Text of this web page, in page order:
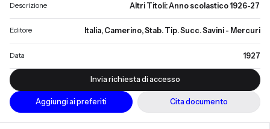
Descrizione Altri Titoli: Anno scolastico 1926-27
Editore Italia, Camerino, Stab. Tip. Succ. Savini - Mercuri
Data 1927
Invia richiesta di accesso
Aggiungi ai preferiti Cita documento